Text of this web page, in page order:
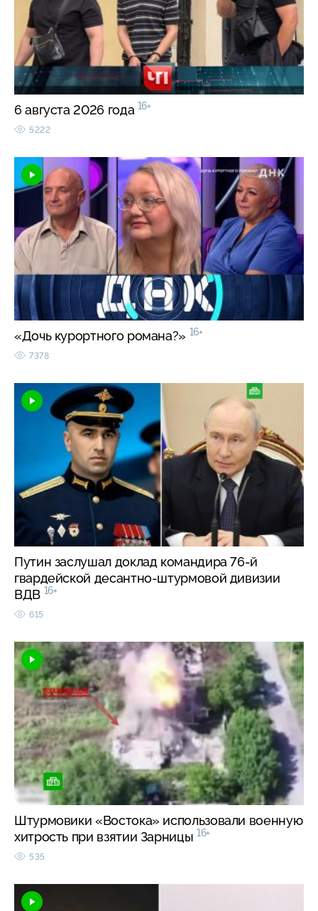
6 августа 2026 года 16+
5222
«Дочь курортного романа?» 16+
7378
Путин заслушал доклад командира 76-й
гвардейской десантно-штурмовой дивизии
ВДВ 16+
615
Штурмовики «Востока» использовали военную
хитрость при взятии Зарницы 16+
535